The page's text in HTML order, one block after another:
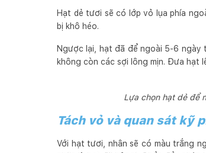
Hạt dẻ tươi sẽ có lớp vỏ lụa phía
bị khô héo.
Ngược lại, hạt đã để ngoài 5-6 ngày
không còn các sợi lông mịn. Đưa hạt
Lựa chọn hạt dẻ để
Tách vỏ và quan sát kỹ
Với hạt tươi, nhân sẽ có màu trắng